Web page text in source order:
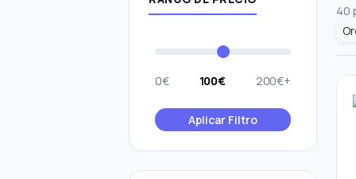
0€ 100€ 200€+
Aplicar Filtro
40